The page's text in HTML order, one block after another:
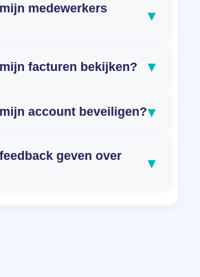
medewerkers
▾
facturen bekijken? ▾
account beveiligen?▾
geven over
▾